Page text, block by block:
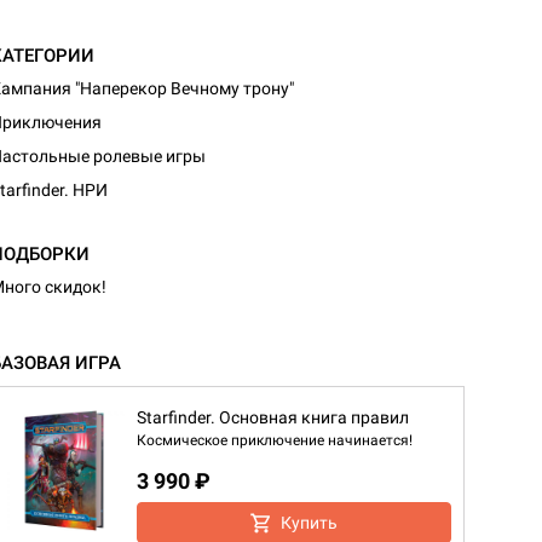
"Наперекор Вечному трону"
ролевые игры
НРИ
скидок!
ИГРА
Starfinder. Основная книга правил
Космическое приключение начинается!
3 990 ₽
Купить